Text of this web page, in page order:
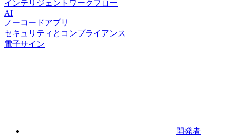
インテリジェントワークフロー
AI
ノーコードアプリ
セキュリティとコンプライアンス
電子サイン
開発者